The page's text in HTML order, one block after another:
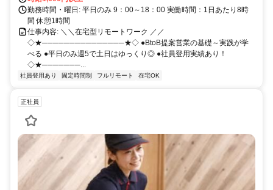
勤務時間・曜日: 平日のみ 9：00～18：00 実働時間：1日あたり8時
間 休憩1時間
仕事内容: ＼＼在宅型リモートワーク ／／
◇★───────────────★◇ ●BtoB提案営業の基礎～実践が学
べる ●平日のみ週5で土日はゆっくり◎ ●社員登用実績あり！
◇★───────...
社員登用あり 固定時間制 フルリモート 在宅OK
正社員